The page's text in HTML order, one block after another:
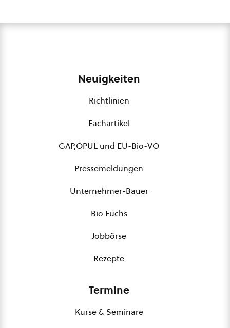
Neuigkeiten
Richtlinien
Fachartikel
GAP,ÖPUL und EU-Bio-VO
Pressemeldungen
Unternehmer-Bauer
Bio Fuchs
Jobbörse
Rezepte
Termine
Kurse & Seminare